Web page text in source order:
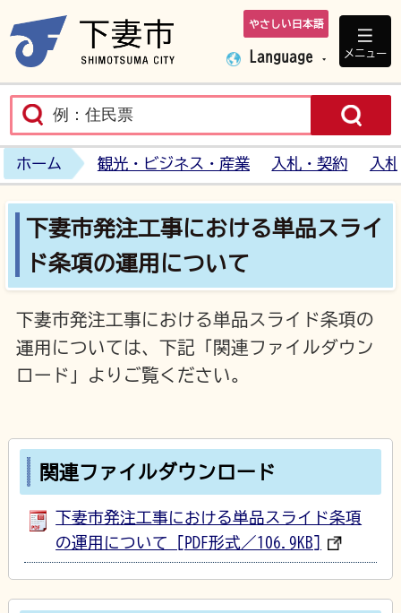
下妻市ホームペ
やさしい日本語
Language メニュー
ホーム 観光・ビジネス・産業 入札・契約 入
下妻市発注工事における単品スライ
ド条項の運用について
下妻市発注工事における単品スライド条項の
運用については、下記「関連ファイルダウン
ロード」よりご覧ください。
関連ファイルダウンロード
下妻市発注工事における単品スライド条項
の運用について [PDF形式／106.9KB]